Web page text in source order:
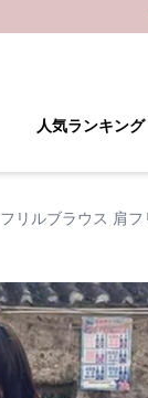
人気ランキング
フリルブラウス 肩